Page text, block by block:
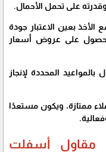
على تحمل الأحمال.
بعين الاعتبار جودة
على عروض أسعار
بالمواعيد المحددة لإنجاز
ممتازة، ويكون مستعدًا
مقاول أسفلت